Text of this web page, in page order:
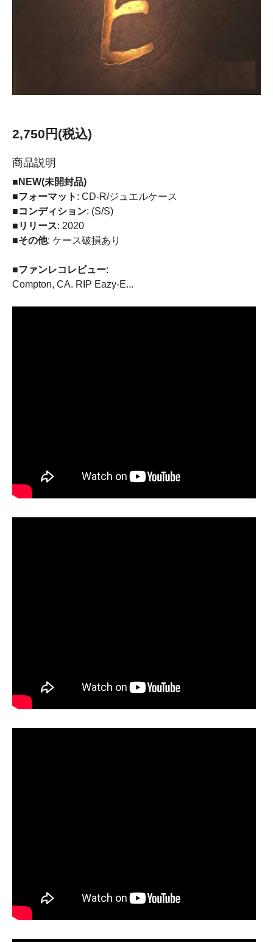
2,750円(税込)
商品説明
■NEW(未開封品)
■フォーマット : CD-R/ジュエルケース
■コンディション: (S/S)
■リリース: 2020
■その他: ケース破損あり
■ファンレコレビュー:
Compton, CA. RIP Eazy-E...